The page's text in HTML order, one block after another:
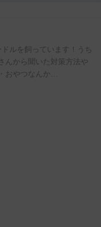
ルを飼っています！うち
んから聞いた対策方法や
おやつなんか…